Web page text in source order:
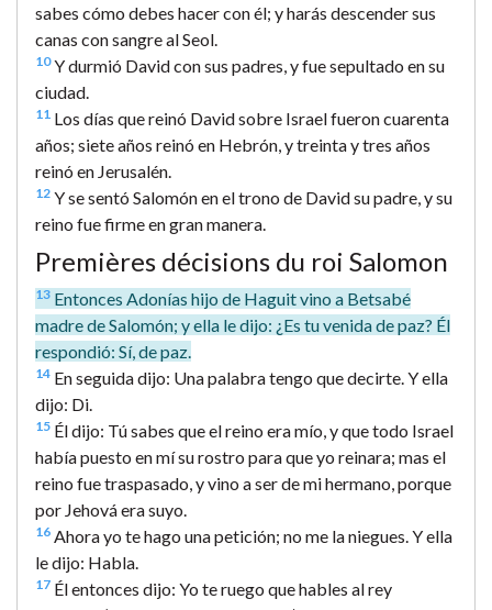
sabes cómo debes hacer con él; y harás descender sus
canas con sangre al Seol.
10Y durmió David con sus padres, y fue sepultado en su
ciudad.
11 Los días que reinó David sobre Israel fueron cuarenta
años; siete años reinó en Hebrón, y treinta y tres años
reinó en Jerusalén.
12 Y se sentó Salomón en el trono de David su padre, y su
reino fue firme en gran manera.
Premières décisions du roi Salomon
13 Entonces Adonías hijo de Haguit vino a Betsabé
madre de Salomón; y ella le dijo: ¿Es tu venida de paz? Él
respondió: Sí, de paz.
14 En seguida dijo: Una palabra tengo que decirte. Y ella
dijo: Di.
15 Él dijo: Tú sabes que el reino era mío, y que todo Israel
había puesto en mí su rostro para que yo reinara; mas el
reino fue traspasado, y vino a ser de mi hermano, porque
por Jehová era suyo.
16 Ahora yo te hago una petición; no me la niegues. Y ella
le dijo: Habla.
17 Él entonces dijo: Yo te ruego que hables al rey